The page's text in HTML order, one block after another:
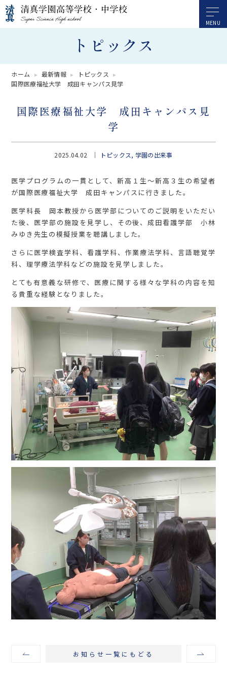
トピックス
ホーム 最新情報
トピックス
国際医療福祉大学 成田キャンパス見学
国際医療福祉大学 成田キャンパス見
学
2025.04.02 トピックス 学園の出来事
医学プログラムの一貫として、新高１生～新高３生の希望者
が国際医療福祉大学 成田キャンパスに行きました。
医学科長 岡本教授から医学部についてのご説明をいただい
た後、医学部の施設を見学し、その後、成田看護学部 小林
みゆき先生の模擬授業を聴講しました。
さらに医学検査学科、看護学科、作業療法学科、言語聴覚学
科、理学療法学科などの施設を見学しました。
とても有意義な研修で、医療に関する様々な学科の内容を知
る貴重な経験となりました。
お知らせ一覧にもどる